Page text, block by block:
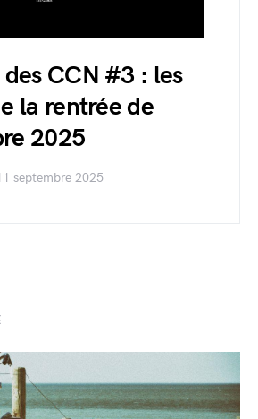
des CCN #3 : les
la rentrée de
2025
septembre 2025